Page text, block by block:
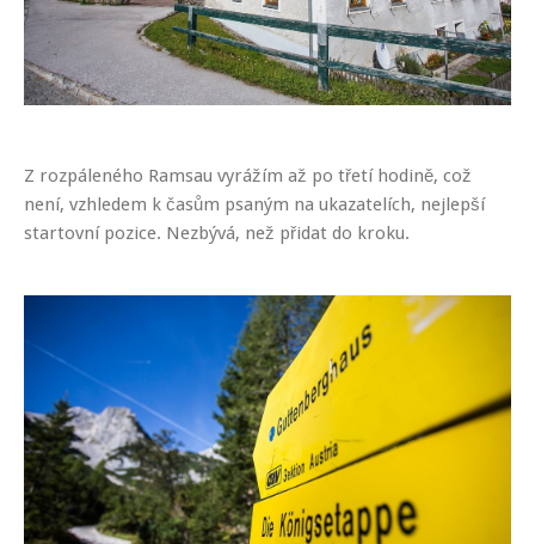
Z rozpáleného Ramsau vyrážím až po třetí hodině, což
není, vzhledem k časům psaným na ukazatelích, nejlepší
startovní pozice. Nezbývá, než přidat do kroku.